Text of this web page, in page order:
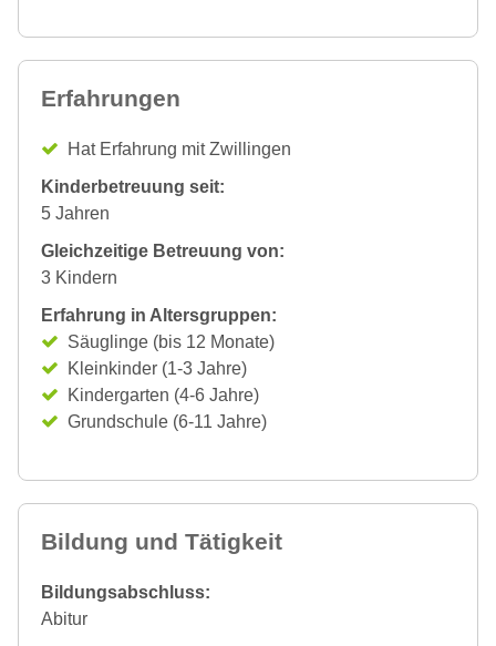
Erfahrungen
Hat Erfahrung mit Zwillingen
Kinderbetreuung seit:
5 Jahren
Gleichzeitige Betreuung von:
3 Kindern
Erfahrung in Altersgruppen:
Säuglinge (bis 12 Monate)
Kleinkinder (1-3 Jahre)
Kindergarten (4-6 Jahre)
Grundschule (6-11 Jahre)
Bildung und Tätigkeit
Bildungsabschluss:
Abitur